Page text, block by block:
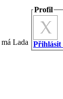
Lada
Profil
Přihlásit